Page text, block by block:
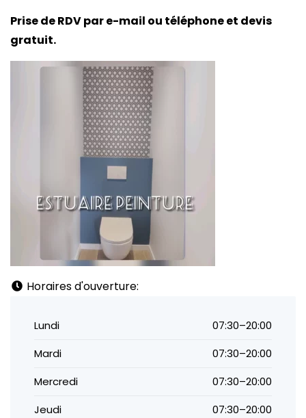
Prise de RDV par e-mail ou téléphone et devis
gratuit.
Horaires d'ouverture:
Lundi
07:30–20:00
Mardi
07:30–20:00
Mercredi
07:30–20:00
Jeudi
07:30–20:00